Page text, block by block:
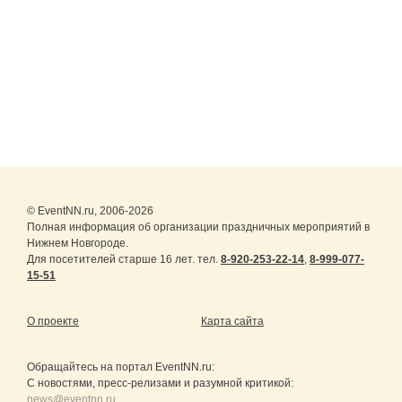
© EventNN.ru, 2006-2026
Полная информация об организации праздничных мероприятий в
Нижнем Новгороде.
Для посетителей старше 16 лет. тел. 8-920-253-22-14, 8-999-077-
15-51
О проекте Карта сайта
Обращайтесь на портал EventNN.ru:
С новостями, пресс-релизами и разумной критикой:
news@eventnn.ru